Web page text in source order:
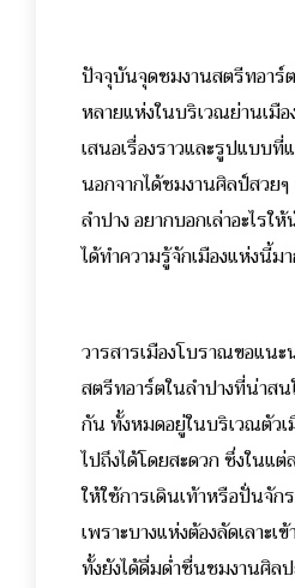
ปัจจุบันจุดชมงานสตรีทอาร์
หลายแห่งในบริเวณย่านเมือ
เสนอเรื่องราวและรูปแบบที่
นอกจากได้ชมงานศิลป์สวย
ลำปาง อยากบอกเล่าอะไรใ
ได้ทำความรู้จักเมืองแห่งนี้ม
วารสารเมืองโบราณขอแน
สตรีทอาร์ตในลำปางที่น่าส
กัน ทั้งหมดอยู่ในบริเวณตัวเ
ไปถึงได้โดยสะดวก ซึ่งในแ
ให้ใช้การเดินเท้าหรือปั่นจัก
เพราะบางแห่งต้องลัดเลาะ
ทั้งยังได้ดื่มด่ำชื่นชมงานศิล